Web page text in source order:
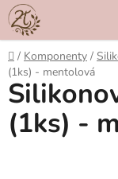
Přejít
na
obsah
Domů
/ Komponenty /
(1ks) - mentolová
(1ks) -